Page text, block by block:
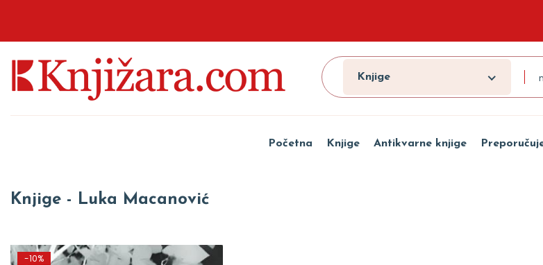
Knjige
Početna Knjige Antikvarne knjige
Knjige - Luka Macanović
-10%